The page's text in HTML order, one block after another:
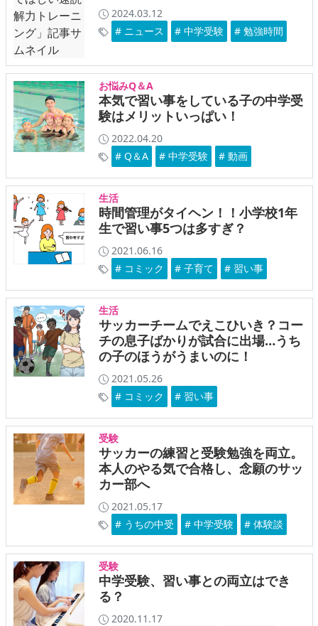
2024.03.12
# ニュース
# 中学受験 # 勉強時間
お悩みQ＆A
本気で習い事をしている子の中学受
験はメリットいっぱい！
2022.04.20
# Q＆A
# 中学受験 # 動画
生活
時間管理がタイヘン！！小学校1年
生で習い事5つは多すぎ？
2021.06.16
# コミック
# 子育て # 習い事
生活
サッカーチームでえこひいき？コー
チの息子ばかりが試合に出場…うち
の子のほうがうまいのに！
2021.05.26
# コミック
# 習い事
受験
サッカーの練習と受験勉強を両立。
本人のやる気で合格し、念願のサッ
カー部へ
2021.05.17
# うちの中受
# 中学受験 # 体験談
受験
中学受験、習い事との両立はでき
る？
2020.11.17